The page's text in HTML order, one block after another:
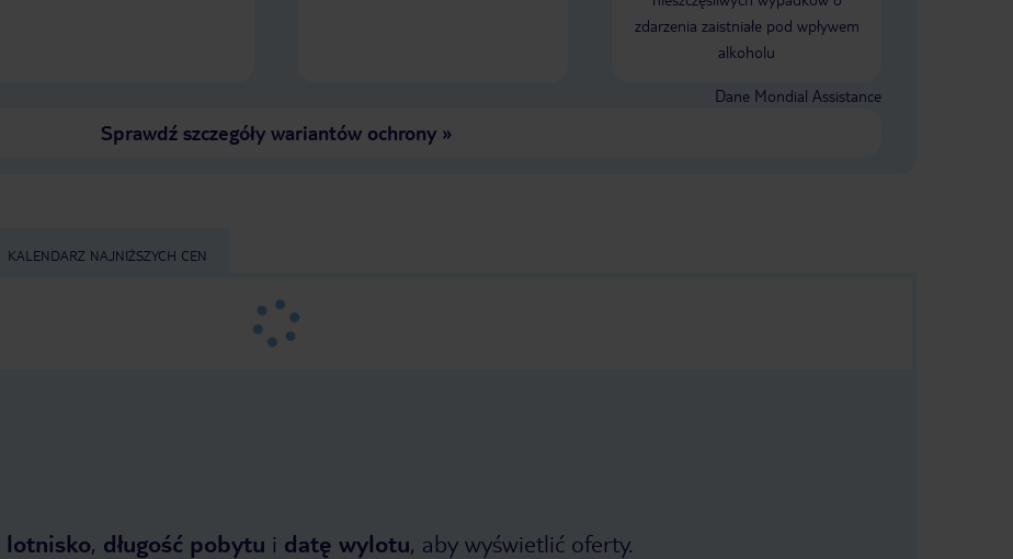
zadbane i świetnie zorganizowane.
Wieczorne animacje i zajęcia były
prawdziwą wisienką na torcie.
naprawdę angażujące – sprawiały, że
zdarzenia zaistniałe pod wpływem
alkoholu
Dane Mondial Assistance
Sprawdź szczegóły wariantów ochrony»
KALENDARZ NAJNIŻSZYCH CEN
lotnisko, długość pobytu i datę wylotu, aby wyświetlić oferty.